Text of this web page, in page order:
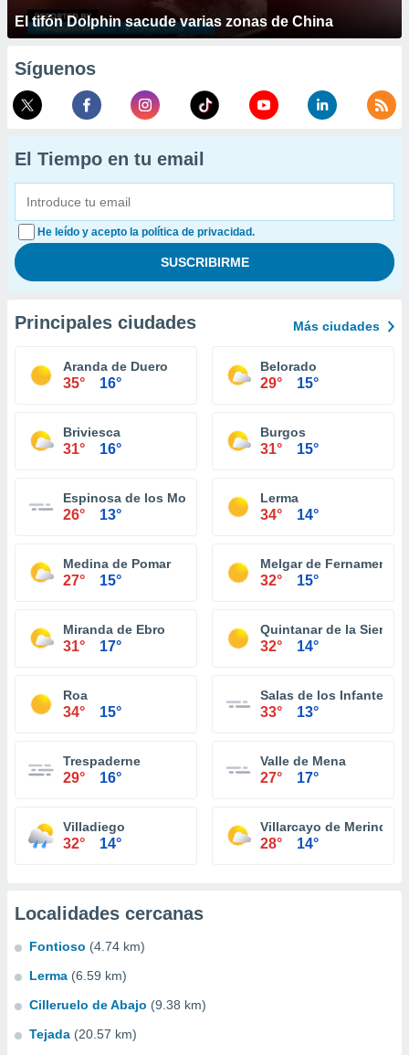
El tifón Dolphin sacude varias zonas de China
Síguenos
El Tiempo en tu email
He leído y acepto la política de privacidad.
Principales ciudades Más ciudades
Aranda de Duero
35° 16°
Belorado
29° 15°
Briviesca
31° 16°
Burgos
31° 15°
Espinosa de los Monteros
26° 13°
Lerma
34° 14°
Medina de Pomar
27° 15°
Melgar de Fernamental
32° 15°
Miranda de Ebro
31° 17°
Quintanar de la Sierra
32° 14°
Roa
34° 15°
Salas de los Infantes
33° 13°
Trespaderne
29° 16°
Valle de Mena
27° 17°
Villadiego
32° 14°
Villarcayo de Merindad
28° 14°
Localidades cercanas
Fontioso (4.74 km)
Lerma (6.59 km)
Cilleruelo de Abajo (9.38 km)
Tejada (20.57 km)